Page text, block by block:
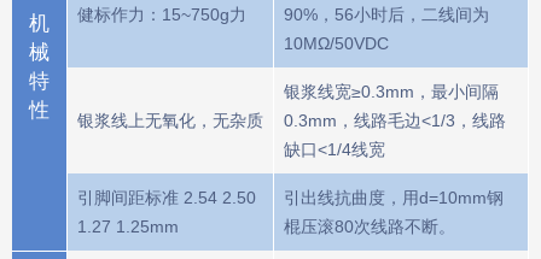
机
械
特
性
健标作力：15~750g力
90%，56小时后，二线间为
10MΩ/50VDC
银浆线上无氧化，无杂质
银浆线宽≥0.3mm，最小间隔
0.3mm，线路毛边<1/3，线路
缺口<1/4线宽
引脚间距标准 2.54 2.50
1.27 1.25mm
引出线抗曲度，用d=10mm钢
棍压滚80次线路不断。